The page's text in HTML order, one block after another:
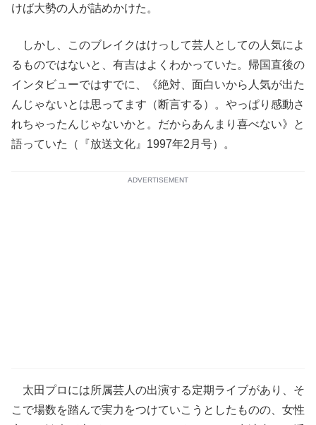
けば大勢の人が詰めかけた。
しかし、このブレイクはけっして芸人としての人気によ
るものではないと、有吉はよくわかっていた。帰国直後の
インタビューではすでに、《絶対、面白いから人気が出た
んじゃないとは思ってます（断言する）。やっぱり感動さ
れちゃったんじゃないかと。だからあんまり喜べない》と
語っていた（『放送文化』1997年2月号）。
ADVERTISEMENT
太田プロには所属芸人の出演する定期ライブがあり、そ
こで場数を踏んで実力をつけていこうとしたものの、女性